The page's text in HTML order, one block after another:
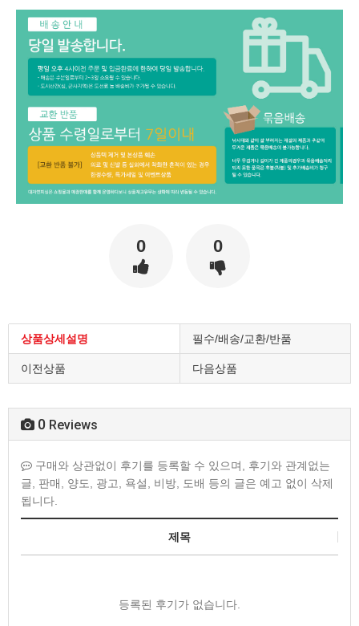
0 0
상품상세설명 필수/배송/교환/반품
이전상품 다음상품
0 Reviews
구매와 상관없이 후기를 등록할 수 있으며, 후기와 관계없는
글, 판매, 양도, 광고, 욕설, 비방, 도배 등의 글은 예고 없이 삭제
됩니다.
제목
등록된 후기가 없습니다.